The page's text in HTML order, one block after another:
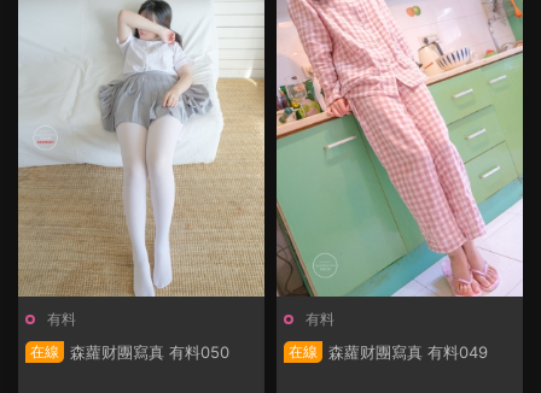
有料
在線
森蘿财團寫真 有料050
有料
在線
森蘿财團寫真 有料049